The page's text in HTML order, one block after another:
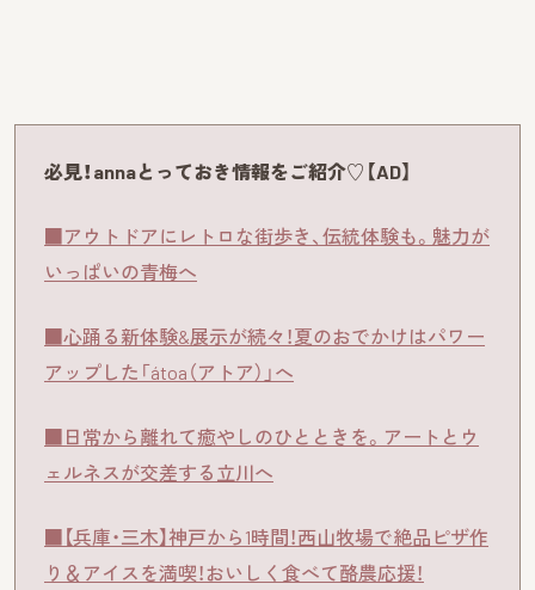
必見！annaとっておき情報をご紹介♡【AD】
■アウトドアにレトロな街歩き、伝統体験も。魅力が
いっぱいの青梅へ
■心踊る新体験&展示が続々！夏のおでかけはパワー
アップした「átoa（アトア）」へ
■日常から離れて癒やしのひとときを。アートとウ
ェルネスが交差する立川へ
■【兵庫・三木】神戸から1時間！西山牧場で絶品ピザ作
り＆アイスを満喫！おいしく食べて酪農応援！